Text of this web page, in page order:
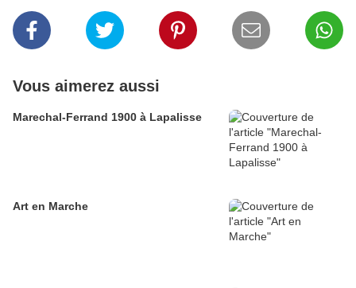
Vous aimerez aussi
Marechal-Ferrand 1900 à Lapalisse
Art en Marche